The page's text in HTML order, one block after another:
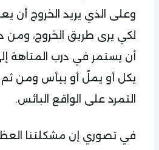
وعلى الذي يريد الخروج أن
لكي يرى طريق الخروج، ومن
أن يستمر في درب المتاهة
يكل أو يملّ أو ييأس ومن ثم
التمرد على الواقع البائس.
في تصوري إن مشكلتنا